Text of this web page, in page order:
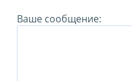
Ваше сообщение: